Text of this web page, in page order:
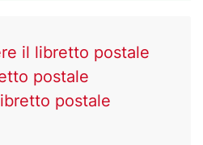
il libretto postale
postale
postale